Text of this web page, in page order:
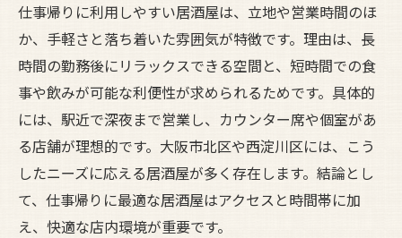
ネット予約で深夜でも安心な居酒屋体験
混雑状況を見極めて居酒屋を選ぶ方法
地元で評判の深夜居酒屋を楽しむために
評判の良い居酒屋を見極めるチェックポイ
ント
地元利用者の口コミから居酒屋を選ぶコツ
隠れた名店の居酒屋を深夜に楽しむ方法
リピーター続出の居酒屋で深夜を満喫
仕事帰りに利用しやすい居酒屋は、立地や営業時間のほ
か、手軽さと落ち着いた雰囲気が特徴です。理由は、長
時間の勤務後にリラックスできる空間と、短時間での食
事や飲みが可能な利便性が求められるためです。具体的
には、駅近で深夜まで営業し、カウンター席や個室があ
る店舗が理想的です。大阪市北区や西淀川区には、こう
したニーズに応える居酒屋が多く存在します。結論とし
て、仕事帰りに最適な居酒屋はアクセスと時間帯に加
え、快適な店内環境が重要です。